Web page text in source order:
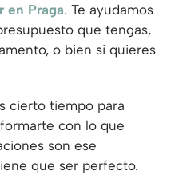
en Praga. Te ayudamos
que tengas,
o bien si quieres
cierto tiempo para
con lo que
son ese
que ser perfecto.